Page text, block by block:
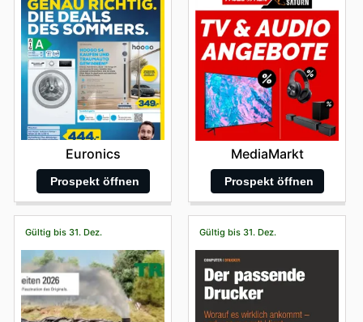
Euronics
Prospekt öffnen
MediaMarkt
Prospekt öffnen
Gültig bis 31. Dez. Gültig bis 31. Dez.